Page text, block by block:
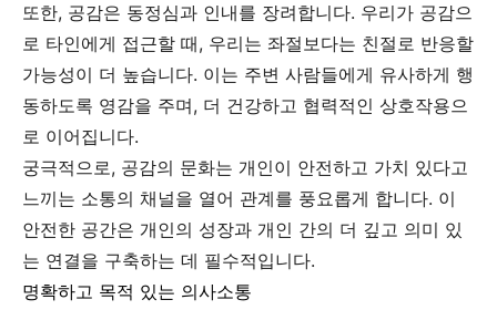
또한, 공감은 동정심과 인내를 장려합니다. 우리가 공감으
로 타인에게 접근할 때, 우리는 좌절보다는 친절로 반응할
가능성이 더 높습니다. 이는 주변 사람들에게 유사하게 행
동하도록 영감을 주며, 더 건강하고 협력적인 상호작용으
로 이어집니다.
궁극적으로, 공감의 문화는 개인이 안전하고 가치 있다고
느끼는 소통의 채널을 열어 관계를 풍요롭게 합니다. 이
안전한 공간은 개인의 성장과 개인 간의 더 깊고 의미 있
는 연결을 구축하는 데 필수적입니다.
명확하고 목적 있는 의사소통